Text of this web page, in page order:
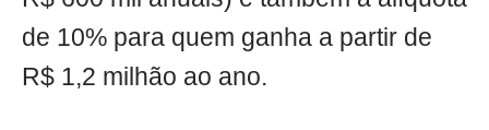
de 10% para quem ganha a partir de
R$ 1,2 milhão ao ano.